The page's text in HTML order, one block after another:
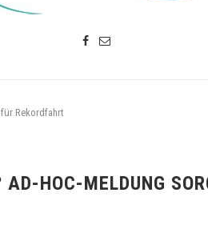
Rekordfahrt
HOC-MELDUNG